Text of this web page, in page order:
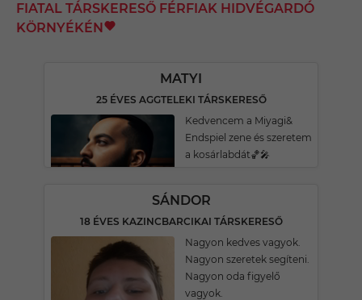
FIATAL TÁRSKERESŐ FÉRFIAK HIDVÉGARDÓ
KÖRNYÉKÉN
MATYI
25 ÉVES AGGTELEKI TÁRSKERESŐ
Kedvencem a Miyagi&
Endspiel zene és szeretem
a kosárlabdát🏀🎤
SÁNDOR
18 ÉVES KAZINCBARCIKAI TÁRSKERESŐ
Nagyon kedves vagyok.
Nagyon szeretek segíteni.
Nagyon oda figyelő
vagyok.